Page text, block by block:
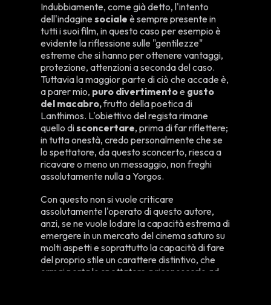
Indubbiamente, come già detto, l'intento
dell'indagine sociale è sempre presente in
tutti i suoi film, in questo caso per esempio è
evidente la riflessione sulle "gentilezze"
estreme che si hanno per ottenere vantaggi,
protezione, attenzioni a seconda del caso.
Tuttavia la maggior parte di ciò che accade è,
a parer mio, puro divertimentoe gusto
del macabro,frutto della poetica di
Lanthimos. L'obiettivo del regista rimane
quello disconcertare, prima di far riflettere;
in tutta onestà, credo personalmente che se
lo spettatore, da questo sconcerto, riesca a
ricavare o meno un messaggio, non freghi
assolutamente nulla a Yorgos.
Con questo non si vuole criticare
assolutamente l'operato di questo autore,
anzi, se ne vuole lodare la capacità estrema di
emergere in un mercato del cinema saturo su
molti aspetti e soprattutto la capacità di fare
del proprio stile un carattere distintivo, che
ormai porta lo spettatore a riconoscerlo ad